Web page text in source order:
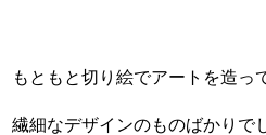
もともと切り絵でアートを造っ
繊細なデザインのものばかりで